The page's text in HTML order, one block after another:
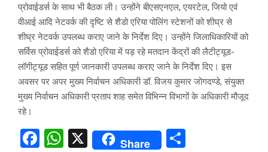
प्रोवाईडर्स के साथ भी बैठक ली। उन्होंने बीएसएनएल, एयरटेल, जियो एवं
वीआई आदि नेटवर्क की दृष्टि से शैडो एरिया पोलिंग स्टेशनों को शीघ्र से
शीघ्र नेटवर्क उपलब्ध कराए जाने के निर्देश दिए। उन्होंने जिलाधिकारियों को
सर्विस प्रोवाईडर्स को शैडो एरिया में पड़ रहे मतदान केंद्रों की लैटीट्यूड-
लॉगीट्यूड सहित पूर्ण जानकारी उपलब्ध कराए जाने के निर्देश दिए। इस
अवसर पर अपर मुख्य निर्वाचन अधिकारी डॉ. विजय कुमार जोगदण्डे, संयुक्त
मुख्य निर्वाचन अधिकारी प्रताप शाह समेत विभिन्न विभागों के अधिकारी मौजूद
रहे।
F
W X Share